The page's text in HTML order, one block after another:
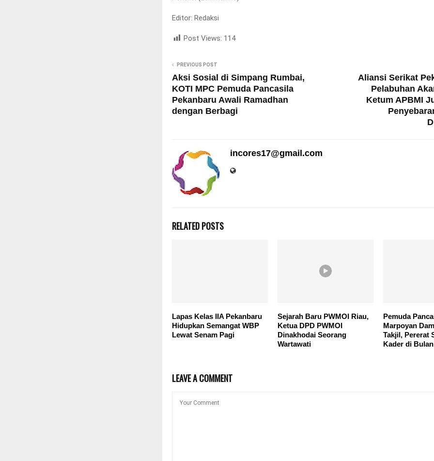
Editor: Redaksi
Post Views: 114
PREVIOUS POST
Aksi Sosial di Simpang Rumbai,
KOTI MPC Pemuda Pancasila
Pekanbaru Awali Ramadhan
dengan Berbagi
Aliansi Serikat
Pelabuhan
Ketum APBMI
incores17@gmail.com
RELATED POSTS
Lapas Kelas IIA Pekanbaru
Hidupkan Semangat WBP
Lewat Senam Pagi
Sejarah Baru PWMOI Riau,
Ketua DPD PWMOI
Dinakhodai Seorang
Wartawati
Pemuda
Marpoyan
Takjil, Pererat
Kader di
LEAVE A COMMENT